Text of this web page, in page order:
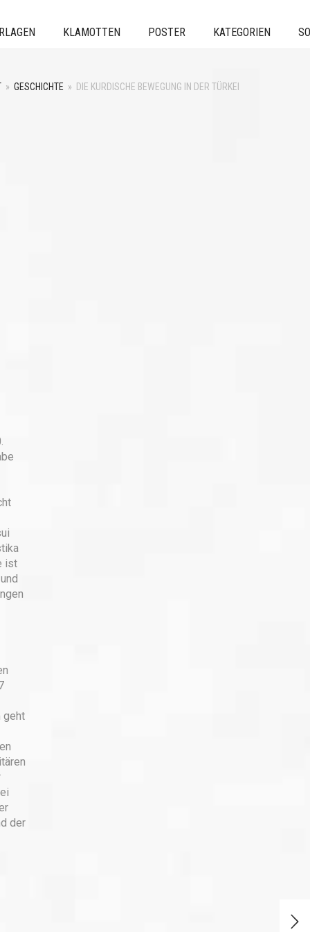
KLAMOTTEN POSTER KATEGORIEN
» GESCHICHTE » DIE KURDISCHE BEWEGUNG IN DER TÜRKEI
ist
geht
der